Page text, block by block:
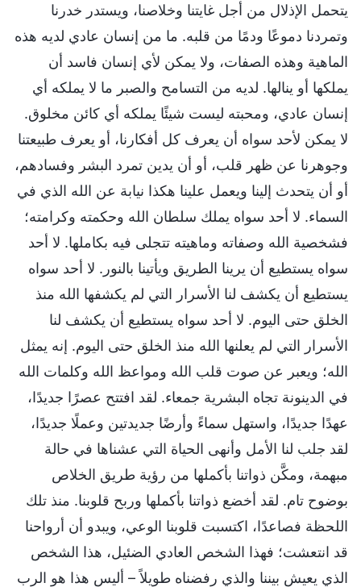
يتحمل الإذلال من أجل غايتنا وخلاصنا، ويستدر خدرنا
وتمردنا دموعًا ودمًا من قلبه. ما من إنسان عادي لديه هذه
الماهية وهذه الصفات، ولا يمكن لأي إنسان فاسد أن
يملكها أو ينالها. لديه من التسامح والصبر ما لا يملكه أي
إنسان عادي، ومحبته ليست شيئًا يملكه أي كائن مخلوق.
لا يمكن لأحد سواه أن يعرف كل أفكارنا، أو يعرف طبيعتنا
وجوهرنا عن ظهر قلب، أو أن يدين تمرد البشر وفسادهم،
أو أن يتحدث إلينا ويعمل علينا هكذا نيابة عن الله الذي في
السماء. لا أحد سواه يملك سلطان الله وحكمته وكرامته؛
فشخصية الله وصفاته وماهيته تتجلى فيه بكاملها. لا أحد
سواه يستطيع أن يرينا الطريق ويأتينا بالنور. لا أحد سواه
يستطيع أن يكشف لنا الأسرار التي لم يكشفها الله منذ
الخلق حتى اليوم. لا أحد سواه يستطيع أن يكشف لنا
الأسرار التي لم يعلنها الله منذ الخلق حتى اليوم. إنه يمثل
الله؛ ويعبر عن صوت قلب الله ومواعظ الله وكلمات الله
في الدينونة تجاه البشرية جمعاء. لقد افتتح عصرًا جديدًا،
عهدًا جديدًا، واستهل سماءً وأرضًا جديدتين وعملًا جديدًا،
لقد جلب لنا الأمل وأنهى الحياة التي عشناها في حالة
مبهمة، ومكَّن ذواتنا بأكملها من رؤية طريق الخلاص
بوضوح تام. لقد أخضع ذواتنا بأكملها وربح قلوبنا. منذ تلك
اللحظة فصاعدًا، اكتسبت قلوبنا الوعي، ويبدو أن أرواحنا
قد انتعشت؛ فهذا الشخص العادي الضئيل، هذا الشخص
الذي يعيش بيننا والذي رفضناه طويلاً – أليس هذا هو الرب